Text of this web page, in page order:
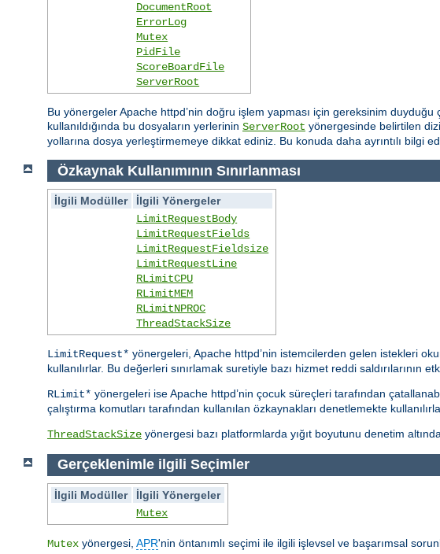
DocumentRoot
ErrorLog
Mutex
PidFile
ScoreBoardFile
ServerRoot
Bu yönergeler Apache httpd’nin doğru işlem yapması için gereksinim
kullanıldığında bu dosyaların yerlerinin ServerRoot yönergesinde belirtilen
yollarına dosya yerleştirmemeye dikkat ediniz. Bu konuda daha ayrıntılı bilgi
Özkaynak Kullanımının Sınırlanması
İlgili Modüller
İlgili Yönergeler
LimitRequestBody
LimitRequestFields
LimitRequestFieldsize
LimitRequestLine
RLimitCPU
RLimitMEM
RLimitNPROC
ThreadStackSize
LimitRequest* yönergeleri, Apache httpd’nin istemcilerden gelen istekleri
kullanılırlar. Bu değerleri sınırlamak suretiyle bazı hizmet reddi saldırılarının
RLimit* yönergeleri ise Apache httpd’nin çocuk süreçleri tarafından
çalıştırma komutları tarafından kullanılan özkaynakları denetlemekte
ThreadStackSize yönergesi bazı platformlarda yığıt boyutunu denetim
Gerçeklenimle ilgili Seçimler
İlgili Modüller
İlgili Yönergeler
Mutex
Mutex yönergesi, APR'nin öntanımlı seçimi ile ilgili işlevsel ve başarımsal